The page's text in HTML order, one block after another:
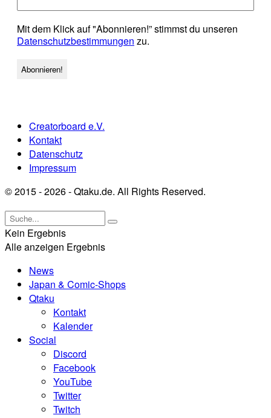
Mit dem Klick auf "Abonnieren!” stimmst du unseren
Datenschutzbestimmungen zu.
Creatorboard e.V.
Kontakt
Datenschutz
Impressum
© 2015 - 2026 - Qtaku.de. All Rights Reserved.
Kein Ergebnis
Alle anzeigen Ergebnis
News
Japan & Comic-Shops
Qtaku
Kontakt
Kalender
Social
Discord
Facebook
YouTube
Twitter
Twitch